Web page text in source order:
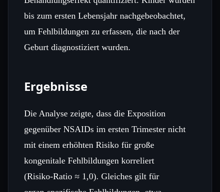
bis zum ersten Lebensjahr nachgebeobachtet,
um Fehlbildungen zu erfassen, die nach der
Geburt diagnostiziert wurden.
Ergebnisse
Die Analyse zeigte, dass die Exposition
gegenüber NSAIDs im ersten Trimester nicht
mit einem erhöhten Risiko für große
kongenitale Fehlbildungen korreliert
(Risiko‑Ratio ≈ 1,0). Gleiches gilt für